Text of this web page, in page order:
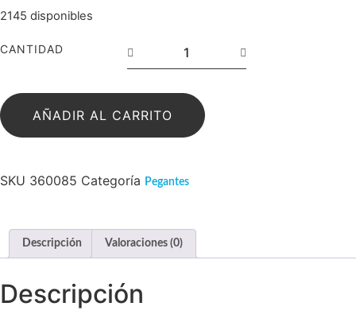
2145 disponibles
CANTIDAD
AÑADIR AL CARRITO
SKU 360085 Categoría Pegantes
Descripción Valoraciones (0)
Descripción